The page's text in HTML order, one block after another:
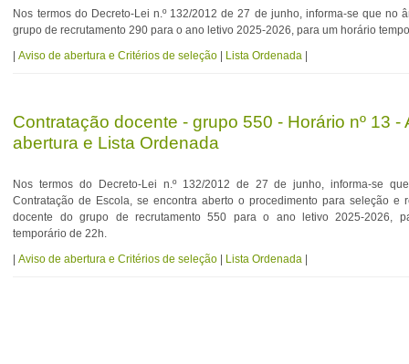
Nos termos do Decreto-Lei n.º 132/2012 de 27 de junho, informa-se que
grupo de recrutamento 290 para o ano letivo 2025-2026, para um horário
|Aviso de abertura e Critérios de seleção Lista Ordenada
Contratação docente - grupo 550 - Horário nº 13 -
abertura e Lista Ordenada
Nos termos do Decreto-Lei n.º 132/2012 de 27 de junho, informa-se
Contratação de Escola, se encontra aberto o procedimento para seleção e
docente do grupo de recrutamento 550 para o ano letivo 2025-2026,
temporário de 22h.
|Aviso de abertura e Critérios de seleção Lista Ordenada